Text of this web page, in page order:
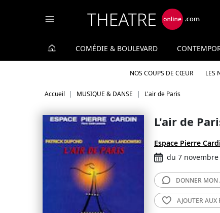
COMÉDIE & BOULEVARD
NOS COUPS DE CŒUR LES
Accueil MUSIQUE & DANSE L'air de Paris
L'air de
Espace Pierre
du 7 novembre
DONNER MON
AJOUTER AUX